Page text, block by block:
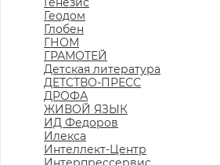
Геодом
Глобен
ГНОМ
ГРАМОТЕЙ
Детская литература
ДЕТСТВО-ПРЕСС
ДРОФА
ЖИВОЙ ЯЗЫК
ИД Федоров
Илекса
Интеллект-Центр